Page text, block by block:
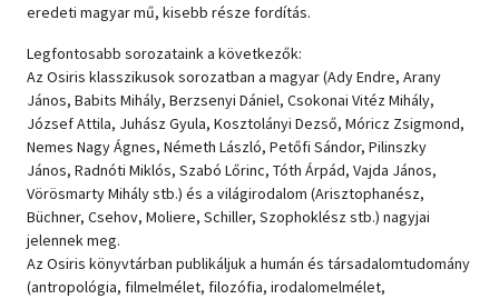
eredeti magyar mű, kisebb része fordítás.
Legfontosabb sorozataink a következők:
Az Osiris klasszikusok sorozatban a magyar (Ady Endre, Arany
János, Babits Mihály, Berzsenyi Dániel, Csokonai Vitéz Mihály,
József Attila, Juhász Gyula, Kosztolányi Dezső, Móricz Zsigmond,
Nemes Nagy Ágnes, Németh László, Petőfi Sándor, Pilinszky
János, Radnóti Miklós, Szabó Lőrinc, Tóth Árpád, Vajda János,
Vörösmarty Mihály stb.) és a világirodalom (Arisztophanész,
Büchner, Csehov, Moliere, Schiller, Szophoklész stb.) nagyjai
jelennek meg.
Az Osiris könyvtárban publikáljuk a humán és társadalomtudomány
(antropológia, filmelmélet, filozófia, irodalomelmélet,